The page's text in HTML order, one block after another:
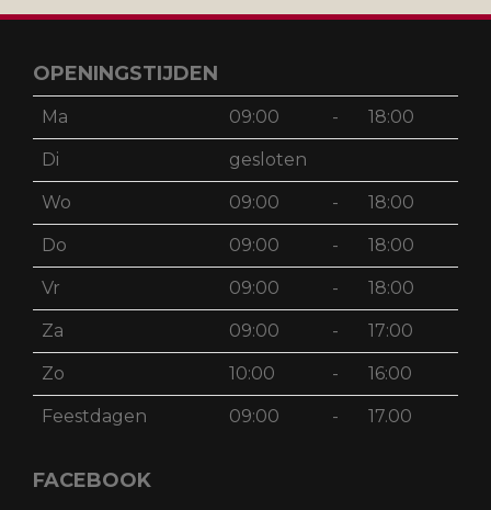
OPENINGSTIJDEN
Ma 09:00 - 18:00
Di gesloten
Wo 09:00 - 18:00
Do 09:00 - 18:00
Vr 09:00 - 18:00
Za 09:00 - 17:00
Zo 10:00 - 16:00
Feestdagen 09:00 - 17.00
FACEBOOK